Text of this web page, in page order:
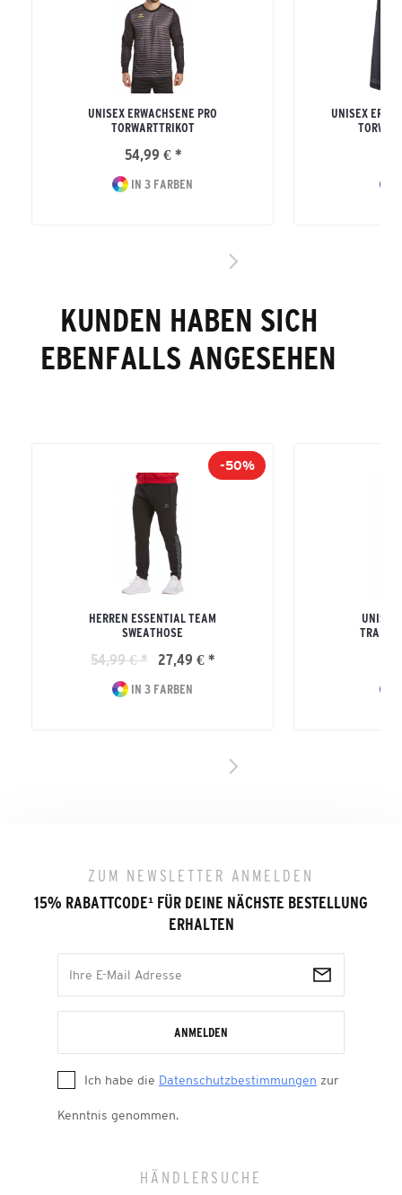
UNISEX ERWACHSENE PRO
TORWARTTRIKOT
54,99 € *
IN 3 FARBEN
UNISEX
KUNDEN HABEN SICH
EBENFALLS ANGESEHEN
-50%
HERREN ESSENTIAL TEAM
SWEATHOSE
54,99 € * 27,49 € *
IN 3 FARBEN
UNISEX
ZUM NEWSLETTER ANMELDEN
15% RABATTCODE¹ FÜR DEINE NÄCHSTE BESTELLUNG
ERHALTEN
ANMELDEN
Ich habe die Datenschutzbestimmungen zur
Kenntnis genommen.
HÄNDLERSUCHE